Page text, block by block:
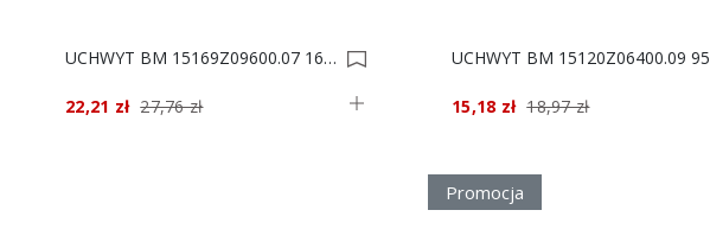
UCHWYT BM 15169Z09600.07 160x30/96 0022484
22,21 zł 27,76 zł 15,18 zł 18,97 zł
Promocja